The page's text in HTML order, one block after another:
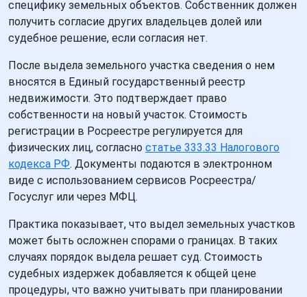
специфику земельных объектов. Собственник должен
получить согласие других владельцев долей или
судебное решение, если согласия нет.
После выдела земельного участка сведения о нем
вносятся в Единый государственный реестр
недвижимости. Это подтверждает право
собственности на новый участок. Стоимость
регистрации в Росреестре регулируется для
физических лиц, согласно статье 333.33 Налогового
кодекса РФ. Документы подаются в электронном
виде с использованием сервисов Росреестра/
Госуслуг или через МФЦ.
Практика показывает, что выдел земельных участков
может быть осложнен спорами о границах. В таких
случаях порядок выдела решает суд. Стоимость
судебных издержек добавляется к общей цене
процедуры, что важно учитывать при планировании